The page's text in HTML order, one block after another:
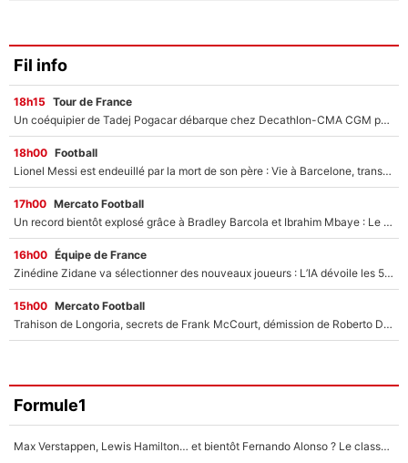
Fil info
18h15 Tour de France
Un coéquipier de Tadej Pogacar débarque chez Decathlon-CMA CGM pour épauler Paul Seixas : «Mes meilleures années sont à venir»
18h00 Football
Lionel Messi est endeuillé par la mort de son père : Vie à Barcelone, transfert au PSG... voilà comment Jorge Messi a joué un rôle essentiel dans sa carrière !
17h00 Mercato Football
Un record bientôt explosé grâce à Bradley Barcola et Ibrahim Mbaye : Le PSG sur le point de réaliser un mercato historique ?
16h00 Équipe de France
Zinédine Zidane va sélectionner des nouveaux joueurs : L’IA dévoile les 5 cracks qui pourraient rapidement le rejoindre en équipe de France !
15h00 Mercato Football
Trahison de Longoria, secrets de Frank McCourt, démission de Roberto De Zerbi : Medhi Benatia se lâche sur son départ de l'OM et fait d'importantes révélations
Formule1
Max Verstappen, Lewis Hamilton… et bientôt Fernando Alonso ? Le classement des pilotes les mieux payés en Formule 1 risque de changer !